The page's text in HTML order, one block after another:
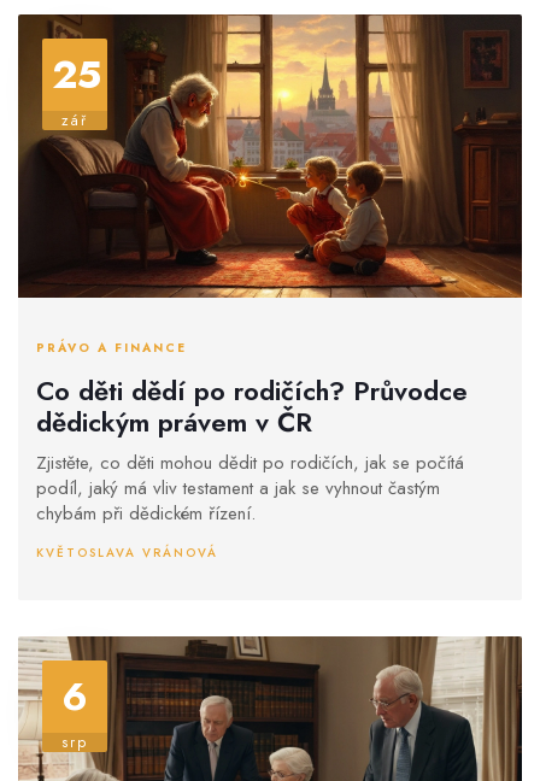
25
zář
PRÁVO A FINANCE
Co děti dědí po rodičích? Průvodce
dědickým právem v ČR
Zjistěte, co děti mohou dědit po rodičích, jak se počítá
podíl, jaký má vliv testament a jak se vyhnout častým
chybám při dědickém řízení.
KVĚTOSLAVA VRÁNOVÁ
6
srp